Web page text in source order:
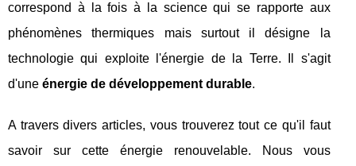
correspond à la fois à la science qui se rapporte aux
phénomènes thermiques mais surtout il désigne la
technologie qui exploite l'énergie de la Terre. Il s'agit
d'une énergie de développement durable.
A travers divers articles, vous trouverez tout ce qu'il faut
savoir sur cette énergie renouvelable. Nous vous